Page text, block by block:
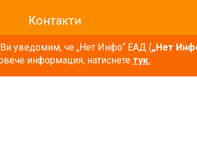
Контакти
уведомим, че „Нет Инфо“ ЕАД („Нет
информация, натиснете тук.